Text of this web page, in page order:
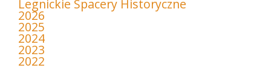
Legnickie Spacery Historyczne
2026
2025
2024
2023
2022